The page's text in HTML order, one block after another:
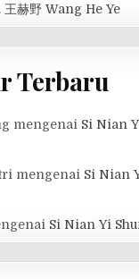
赫野 Wang He Ye
Terbaru
mengenai Si Nian
mengenai Si Nian
Si Nian Yi